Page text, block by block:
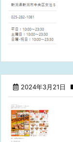
2024年3月21日